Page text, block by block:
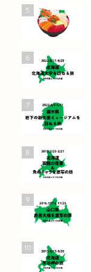
5
6
7
8
9
10